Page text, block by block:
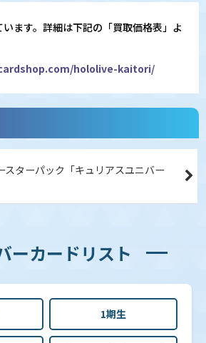
ます。詳細は下記の「買取価格表」よ
hololive-kaitori/
スターパック「キュリアスユニバー
ーカードリスト
1期生